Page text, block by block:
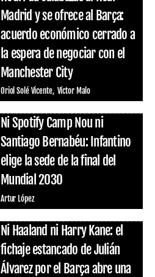
Madrid y se ofrece al Barça:
acuerdo económico cerrado a
la espera de negociar con el
Manchester City
Oriol Solé Vicente Víctor Malo
Ni Spotify Camp Nou ni
Santiago Bernabéu: Infantino
elige la sede de la final del
Mundial 2030
Artur López
Ni Haaland ni Harry Kane: el
fichaje estancado de Julián
Álvarez por el Barça abre una